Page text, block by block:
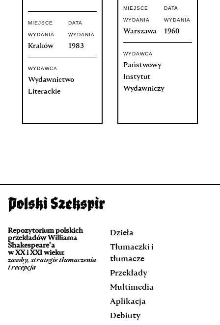
MIEJSCE
WYDANIA
Kraków
DATA
WYDANIA
1983
WYDAWCA
Wydawnictwo
Literackie
MIEJSCE
WYDANIA
Warszawa
DATA
WYDANIA
1960
WYDAWCA
Państwowy
Instytut
Wydawniczy
Repozytorium polskich
przekładów Williama
Shakespeare’a
w XX i XXI wieku:
zasoby, strategie tłumaczenia
i recepcja
Dzieła
Tłumaczki i
tłumacze
Przekłady
Multimedia
Aplikacja
Debiuty